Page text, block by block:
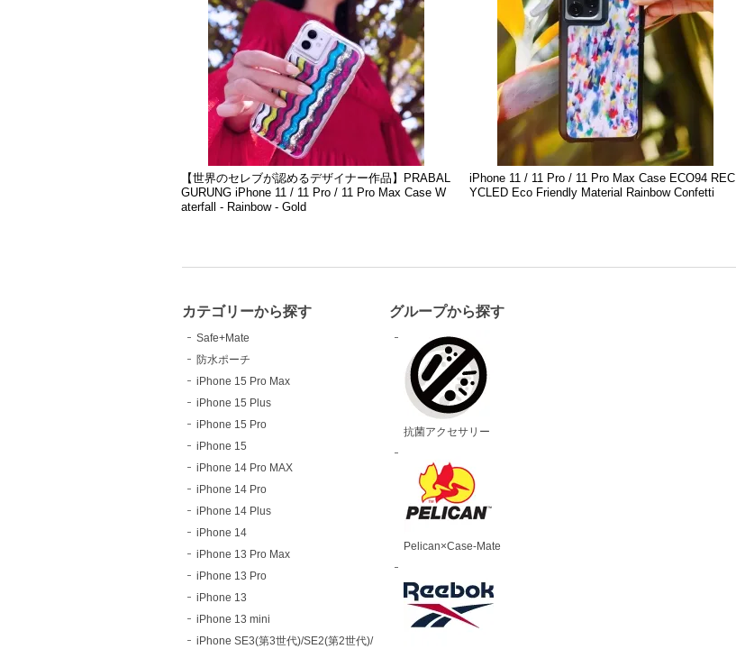
【世界のセレブが認めるデザイナー作品】PRABAL
GURUNG iPhone 11 / 11 Pro / 11 Pro Max Case W
aterfall - Rainbow - Gold
iPhone 11 / 11 Pro / 11 Pro Max Case ECO94 REC
YCLED Eco Friendly Material Rainbow Confetti
カテゴリーから探す
Safe+Mate
防水ポーチ
iPhone 15 Pro Max
iPhone 15 Plus
iPhone 15 Pro
iPhone 15
iPhone 14 Pro MAX
iPhone 14 Pro
iPhone 14 Plus
iPhone 14
iPhone 13 Pro Max
iPhone 13 Pro
iPhone 13
iPhone 13 mini
iPhone SE3(第3世代)/SE2(第2世代)/
グループから探す
抗菌アクセサリー
Pelican×Case-Mate